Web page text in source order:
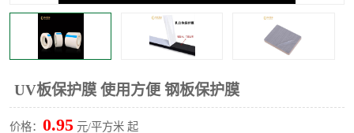
UV板保护膜 使用方便 钢板保护膜
价格： 0.95 元/平方米 起
窗缝阻风胶带 铝板保护膜
不锈钢板保护膜 一次性隔离膜